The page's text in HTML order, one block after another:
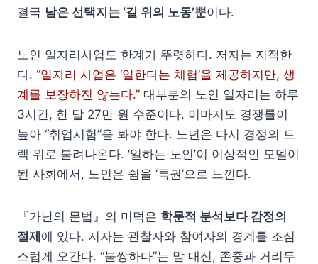
결국 남은 선택지는 ‘길 위의 노동’뿐이다.
노인 일자리사업도 한계가 뚜렷하다. 저자는 지적한
다. “일자리 사업은 ‘일한다는 체험’을 제공하지만, 생
계를 보장하진 않는다.” 대부분의 노인 일자리는 하루
3시간, 한 달 27만 원 수준이다. 이마저도 경쟁률이
높아 “취업시험”을 봐야 한다. 노년은 다시 경쟁의 트
랙 위로 불려나온다. ‘일하는 노인’이 이상적인 모델이
된 사회에서, 노인은 쉼을 ‘특권’으로 느낀다.
『가난의 문법』의 미덕은 학문적 분석보다 감정의
절제에 있다. 저자는 관찰자와 참여자의 경계를 조심
스럽게 오간다. “불쌍하다”는 말 대신, 존중과 거리두